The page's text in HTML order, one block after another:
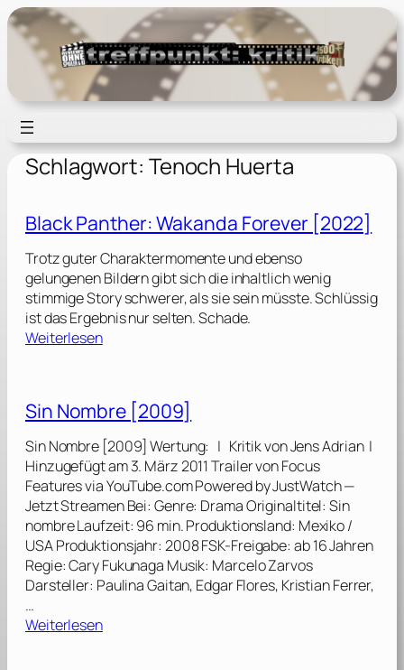
Zum
Inhalt
springen
Schlagwort: Tenoch Huerta
Black Panther: Wakanda Forever [2022]
Trotz guter Charaktermomente und ebenso
gelungenen Bildern gibt sich die inhaltlich wenig
stimmige Story schwerer, als sie sein müsste. Schlüssig
ist das Ergebnis nur selten. Schade.
Weiterlesen:
c
k
P
a
n
t
h
e
r
:
a
Sin Nombre [2009]
Sin Nombre [2009] Wertung: | Kritik von Jens Adrian |
Hinzugefügt am 3. März 2011 Trailer von Focus
Features via YouTube.com Powered by JustWatch —
Jetzt Streamen Bei: Genre: Drama Originaltitel: Sin
nombre Laufzeit: 96 min. Produktionsland: Mexiko /
USA Produktionsjahr: 2008 FSK-Freigabe: ab 16 Jahren
Regie: Cary Fukunaga Musik: Marcelo Zarvos
Darsteller: Paulina Gaitan, Edgar Flores, Kristian Ferrer,
…
Weiterlesen: